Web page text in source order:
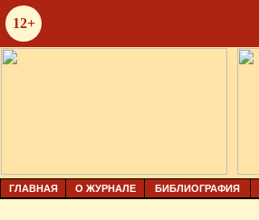
12+
ГЛАВНАЯ О ЖУРНАЛЕ БИБЛИОГРАФИЯ